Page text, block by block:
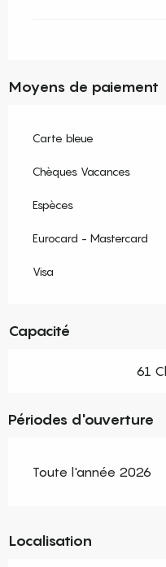
Moyens de paiement
Carte bleue
Chèques Vacances
Espèces
Eurocard - Mastercard
Visa
Capacité
61
Périodes d'ouverture
Toute l'année 2026
Localisation